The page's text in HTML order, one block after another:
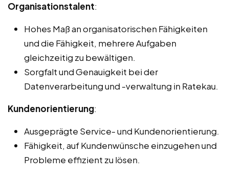
Organisationstalent:
Hohes Maß an organisatorischen Fähigkeiten
und die Fähigkeit, mehrere Aufgaben
gleichzeitig zu bewältigen.
Sorgfalt und Genauigkeit bei der
Datenverarbeitung und -verwaltung in Ratekau.
Kundenorientierung:
Ausgeprägte Service- und Kundenorientierung.
Fähigkeit, auf Kundenwünsche einzugehen und
Probleme effizient zu lösen.